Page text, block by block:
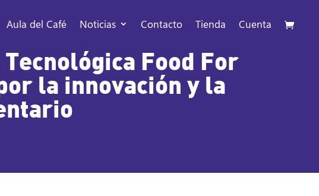
Aula del Café Noticias Contacto Tienda Cuenta
Food For
la innovación y la